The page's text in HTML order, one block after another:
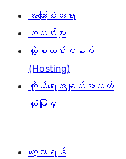
အကြောင်းအရာ
သတင်းများ
ဟို့စတင်းစနစ်
(Hosting)
ကိုယ်ရေးအချက်အလက်
လုံခြုံမှု
လေ့လာရန်